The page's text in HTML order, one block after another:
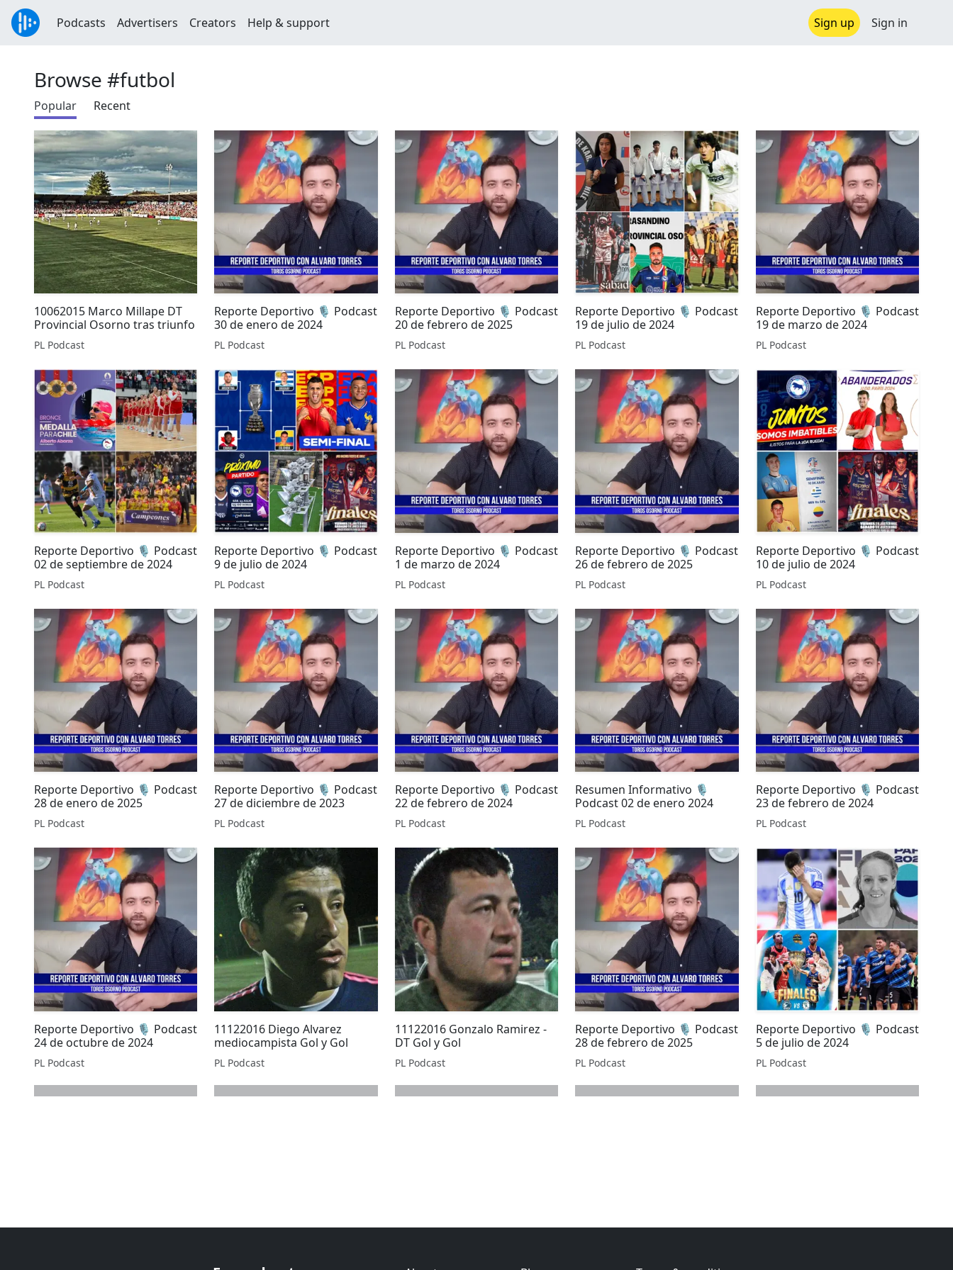
Podcasts Advertisers Creators Help & support Sign up Sign in
Browse #futbol
Popular Recent
10062015 Marco Millape DT
Provincial Osorno tras triunfo
PL Podcast
Reporte Deportivo 🎙️ Podcast
30 de enero de 2024
PL Podcast
Reporte Deportivo 🎙️ Podcast
20 de febrero de 2025
PL Podcast
Reporte Deportivo 🎙️ Podcast
19 de julio de 2024
PL Podcast
Reporte Deportivo 🎙️ Podcast
19 de marzo de 2024
PL Podcast
Reporte Deportivo 🎙️ Podcast
02 de septiembre de 2024
PL Podcast
Reporte Deportivo 🎙️ Podcast
9 de julio de 2024
PL Podcast
Reporte Deportivo 🎙️ Podcast
1 de marzo de 2024
PL Podcast
Reporte Deportivo 🎙️ Podcast
26 de febrero de 2025
PL Podcast
Reporte Deportivo 🎙️ Podcast
10 de julio de 2024
PL Podcast
​Reporte Deportivo 🎙️ Podcast
28 de enero de 2025
PL Podcast
Reporte Deportivo 🎙️ Podcast
27 de diciembre de 2023
PL Podcast
Reporte Deportivo 🎙️ Podcast
22 de febrero de 2024
PL Podcast
Resumen Informativo 🎙️
Podcast 02 de enero 2024
PL Podcast
Reporte Deportivo 🎙️ Podcast
23 de febrero de 2024
PL Podcast
Reporte Deportivo 🎙️ Podcast
24 de octubre de 2024
PL Podcast
11122016 Diego Alvarez
mediocampista Gol y Gol
PL Podcast
11122016 Gonzalo Ramirez -
DT Gol y Gol
PL Podcast
​Reporte Deportivo 🎙️ Podcast
28 de febrero de 2025
PL Podcast
Reporte Deportivo 🎙️ Podcast
5 de julio de 2024
PL Podcast